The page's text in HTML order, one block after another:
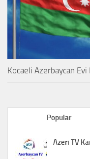
Kocaeli Azerbaycan Evi
Popular
Azeri TV